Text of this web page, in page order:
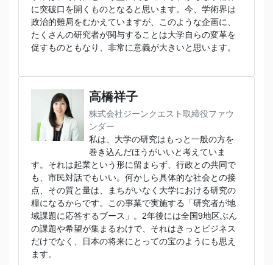
に突破口を開くものとなると思います。今、学術界は
政治的難局をむかえていますが、このような企画に、
たくさんの研究者が関与することは大学自らの変革を
促すものともなり、非常に意義が大きいと思います。
高橋祥子
株式会社ジーンクエスト取締役ファウ
ンダー
私は、大学の研究はもっと一般の方を
巻き込んだほうがいいと考えていま
す。それは起業という形に留まらず、行政との共同で
も、市民対話でもいい。何かしら具体的な社会との接
点、その質と量は、まちがいなく大学における研究の
糧になるからです。この事業で実施する「研究者が地
域課題に応答するブース」。2年後には全国9地区ぶん
の課題や希望が集まるわけで、それはきっとビジネス
だけでなく、日本の将来にとっての宝のようにも思え
ます。